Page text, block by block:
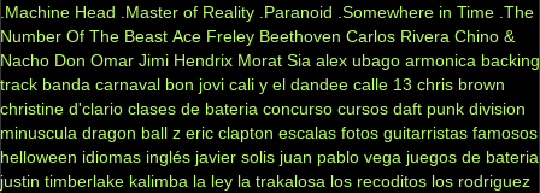
.Machine Head
.Master of Reality .Paranoid .Somewhere in Time .The
Number Of The Beast Ace Freley Beethoven Carlos Rivera Chino &
Nacho Don Omar Jimi Hendrix Morat Sia alex ubago armonica backing
track banda carnaval bon jovi cali y el dandee calle 13 chris brown
christine d'clario clases de bateria concurso cursos daft punk division
minuscula dragon ball z eric clapton escalas fotos guitarristas famosos
helloween idiomas inglés javier solis juan pablo vega juegos de bateria
justin timberlake kalimba la ley la trakalosa los recoditos los rodriguez